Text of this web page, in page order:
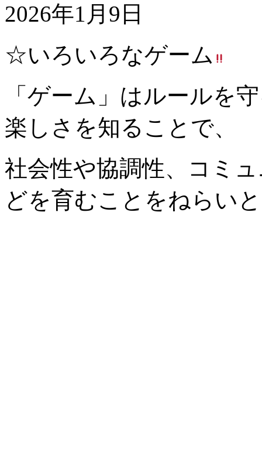
2026年1月9日
☆いろいろなゲーム
「ゲーム」はルールを
楽しさを知ることで、
社会性や協調性、コミ
どを育むことをねらい